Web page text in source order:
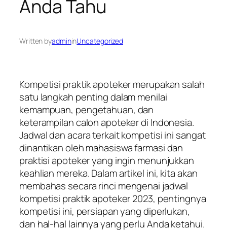
Anda Tahu
Written byadmininUncategorized
Kompetisi praktik apoteker merupakan salah
satu langkah penting dalam menilai
kemampuan, pengetahuan, dan
keterampilan calon apoteker di Indonesia.
Jadwal dan acara terkait kompetisi ini sangat
dinantikan oleh mahasiswa farmasi dan
praktisi apoteker yang ingin menunjukkan
keahlian mereka. Dalam artikel ini, kita akan
membahas secara rinci mengenai jadwal
kompetisi praktik apoteker 2023, pentingnya
kompetisi ini, persiapan yang diperlukan,
dan hal-hal lainnya yang perlu Anda ketahui.